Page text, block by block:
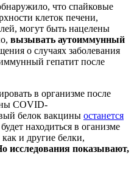
что спайковые
клеток печени,
могут быть нацелены
вызывать аутоиммунный
о случаях заболевания
гепатит после
в организме после
COVID-
белок вакцины останется
находиться в оганизме
и другие белки,
исследования показывают,